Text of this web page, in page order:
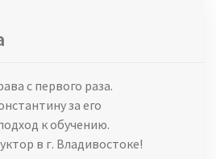
с первого раза.
за его
к обучению.
в г. Владивостоке!